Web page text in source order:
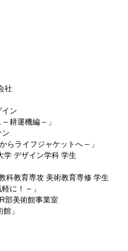
社
ン
運機編 – 」
イフジャケットへ – 」
デザイン学科 学生
教育専攻 美術教育専修 学生
！ – 」
美術館事業室
」